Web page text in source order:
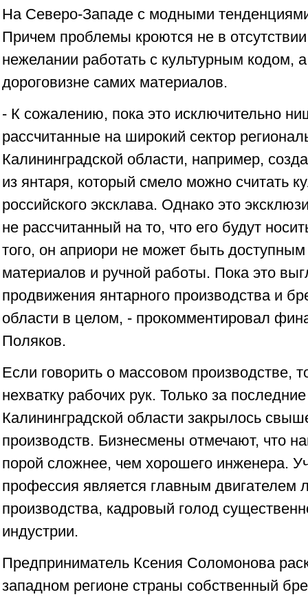
На Северо-Западе с модными
Причем проблемы кроются не в
нежелании работать с культурным кодом,
дороговизне самих материалов.
- К сожалению, пока это исключительно
рассчитанные на широкий сектор
Калининградской области, например,
из янтаря, который смело можно считать
российского эксклава. Однако это
не рассчитанный на то, что его будут
того, он априори не может быть
материалов и ручной работы. Пока это
продвижения янтарного производства и
области в целом, - прокомментировал
Поляков.
Если говорить о массовом производстве,
нехватку рабочих рук. Только за
Калининградской области закрылось
производств. Бизнесмены отмечают, что
порой сложнее, чем хорошего инженера.
профессия является главным двигателем
производства, кадровый голод
индустрии.
Предприниматель Ксения Соломонова
западном регионе страны собственный